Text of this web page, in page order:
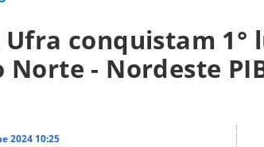
conquistam 1°
Norte - Nordeste
2024 10:25